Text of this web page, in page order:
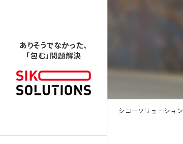
ありそうでなかった、
「包む」問題解決
シコーソリューション